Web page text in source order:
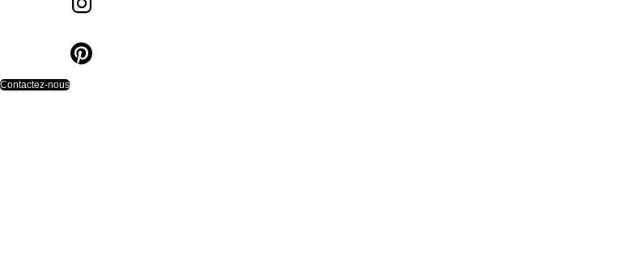
Contactez-nous